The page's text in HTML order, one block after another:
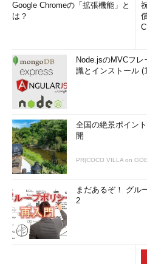
Google Chromeの「拡張機能」と
は？
Node.jsのMVCフ
識とインストール
全国の絶景ポイン
開
PR(COCO VILLA on
まだあるぞ！ グル
2